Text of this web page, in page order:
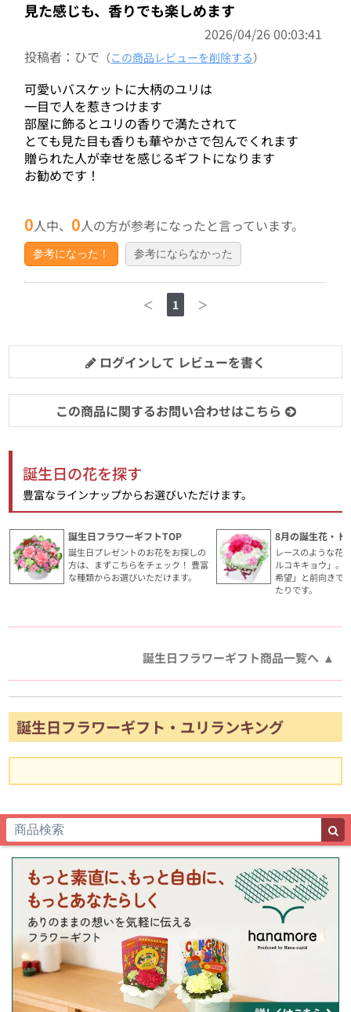
見た感じも、香りでも楽しめます
2026/04/26 00:03:41
投稿者：ひで （この商品レビューを削除する）
可愛いバスケットに大柄のユリは
一目で人を惹きつけます
部屋に飾るとユリの香りで満たされて
とても見た目も香りも華やかさで包んでくれます
贈られた人が幸せを感じるギフトになります
お勧めです！
0人中、0人の方が参考になったと言っています。
参考になった！ 参考にならなかった
＜ 1 ＞
ログインして レビューを書く
この商品に関するお問い合わせはこちら
誕生日の花を探す
豊富なラインナップからお選びいただけます。
誕生日フラワーギフトTOP
誕生日プレゼントのお花をお探しの
方は、まずこちらをチェック！ 豊富
な種類からお選びいただけます。
8月の誕生花・ト
レースのような花
ルコキキョウ」。
希望」と前向きで
たりです。
誕生日フラワーギフト商品一覧へ
誕生日フラワーギフト・ユリランキング